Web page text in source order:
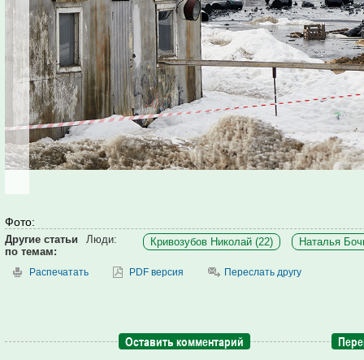
Фото:
Другие статьи
по темам:
Люди: Кривозубов Николай (22) Наталья
Распечатать PDF версия Переслать другу
Оставить комментарий